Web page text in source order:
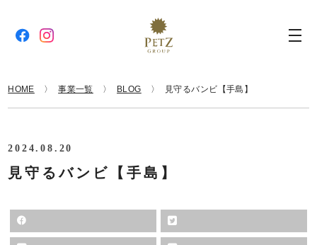
HOME 事業一覧 BLOG 見守るバンビ【手島】
2024.08.20
見守るバンビ【手島】